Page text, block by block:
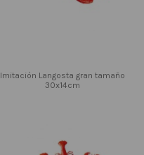
Imitación Langosta gran tamaño
30x14cm